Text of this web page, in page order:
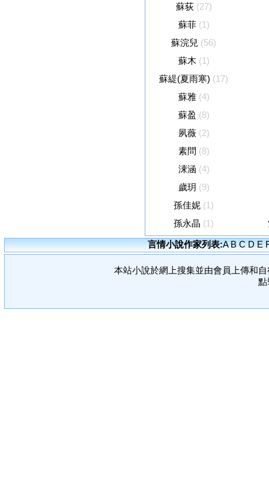
蘇荻 (27)
蘇菲 (1)
蘇浣兒 (56)
蘇木 (1)
蘇緹(夏雨寒) (17)
蘇雅 (4)
蘇盈 (8)
夙薇 (2)
素問 (8)
涑涵 (4)
歲玥 (9)
孫佳妮 (1)
孫永晶 (1)
言情小說作家列表:A B C D E
本站小說於網上搜集並由會員上傳和
點